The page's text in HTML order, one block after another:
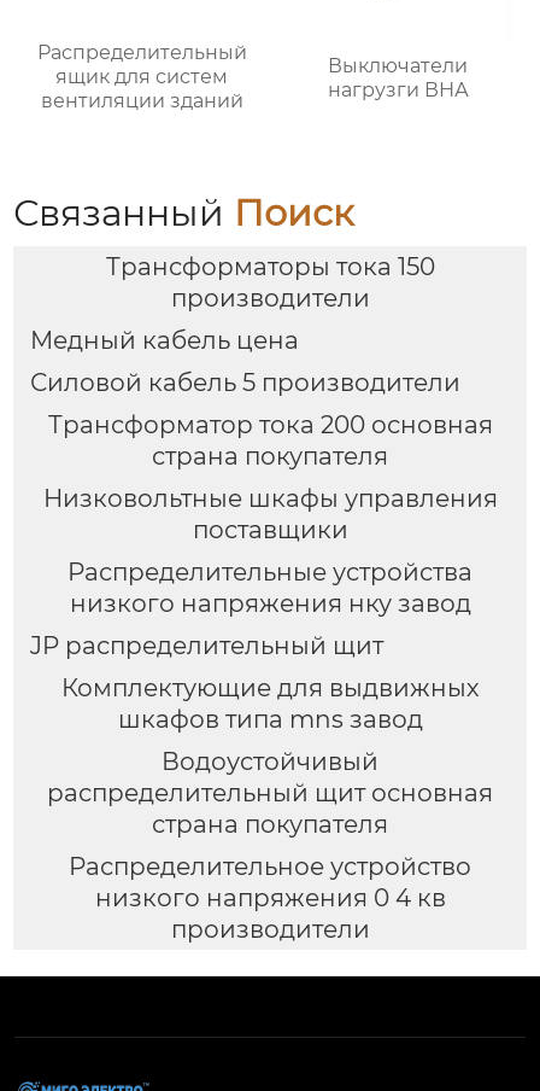
Распределительный
ящик для систем
вентиляции зданий
Выключатели
нагрузги ВНА
Связанный Поиск
Трансформаторы тока 150
производители
Медный кабель цена
Силовой кабель 5 производители
Трансформатор тока 200 основная
страна покупателя
Низковольтные шкафы управления
поставщики
Распределительные устройства
низкого напряжения нку завод
JP распределительный щит
Комплектующие для выдвижных
шкафов типа mns завод
Водоустойчивый
распределительный щит основная
страна покупателя
Распределительное устройство
низкого напряжения 0 4 кв
производители